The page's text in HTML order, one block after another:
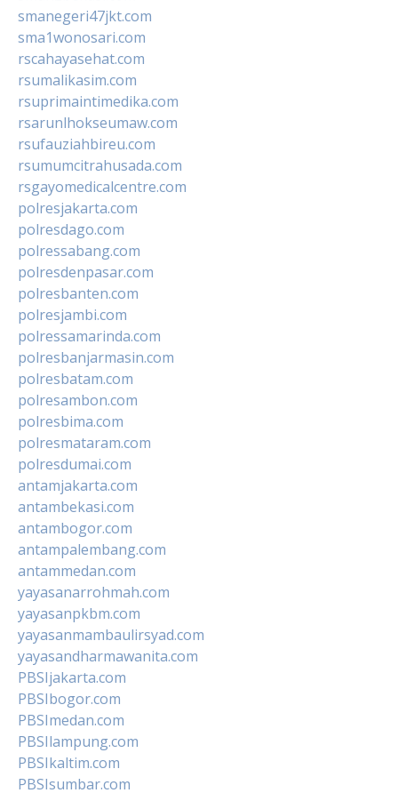
smanegeri47jkt.com
sma1wonosari.com
rscahayasehat.com
rsumalikasim.com
rsuprimaintimedika.com
rsarunlhokseumaw.com
rsufauziahbireu.com
rsumumcitrahusada.com
rsgayomedicalcentre.com
polresjakarta.com
polresdago.com
polressabang.com
polresdenpasar.com
polresbanten.com
polresjambi.com
polressamarinda.com
polresbanjarmasin.com
polresbatam.com
polresambon.com
polresbima.com
polresmataram.com
polresdumai.com
antamjakarta.com
antambekasi.com
antambogor.com
antampalembang.com
antammedan.com
yayasanarrohmah.com
yayasanpkbm.com
yayasanmambaulirsyad.com
yayasandharmawanita.com
PBSIjakarta.com
PBSIbogor.com
PBSImedan.com
PBSIlampung.com
PBSIkaltim.com
PBSIsumbar.com